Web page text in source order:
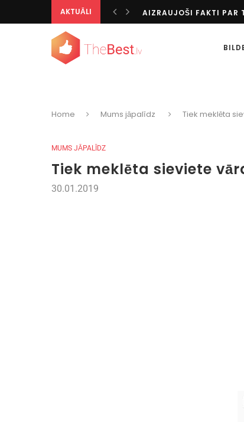
AKTUĀLI
AIZRAUJOŠI FAKTI PAR
TOTALIZATORS KĀ
KĀ IZKLAIDĒTIES BEZ
SPĒĻU AUTOMĀTU
Home Mums jāpalīdz Tiek meklēta
MUMS JĀPALĪDZ
Tiek meklēta sieviete
30.01.2019